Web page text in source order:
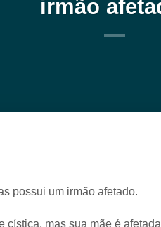
irmão
possui um irmão afetado.
cística, mas sua mãe é